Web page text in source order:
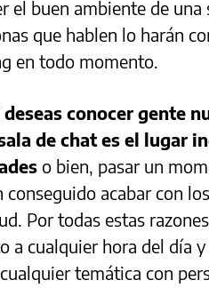
el buen ambiente de una
que hablen lo harán
en todo momento.
deseas conocer gente
de chat es el lugar
o bien, pasar un
conseguido acabar con
Por todas estas
a cualquier hora del día
temática con